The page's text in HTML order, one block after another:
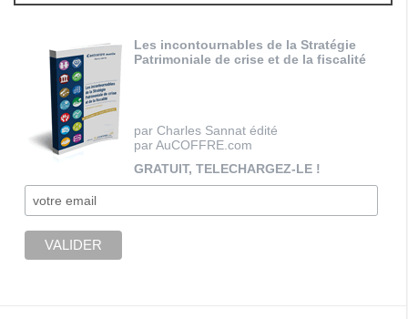
Les incontournables de la Stratégie
Patrimoniale de crise et de la fiscalité
par Charles Sannat édité
par AuCOFFRE.com
GRATUIT, TELECHARGEZ-LE !